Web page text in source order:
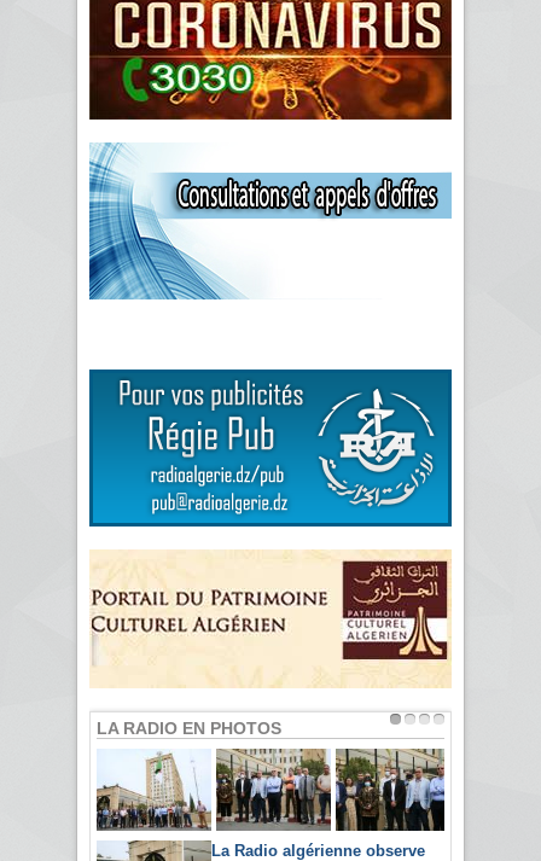
LA RADIO EN PHOTOS
La Radio algérienne observe